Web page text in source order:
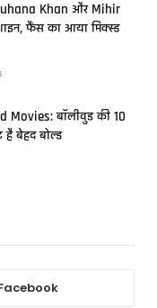
Khan और Mihir
फैंस का आया मिक्स्ड
Movies: बॉलीवुड की 10
है बेहद बोल्ड